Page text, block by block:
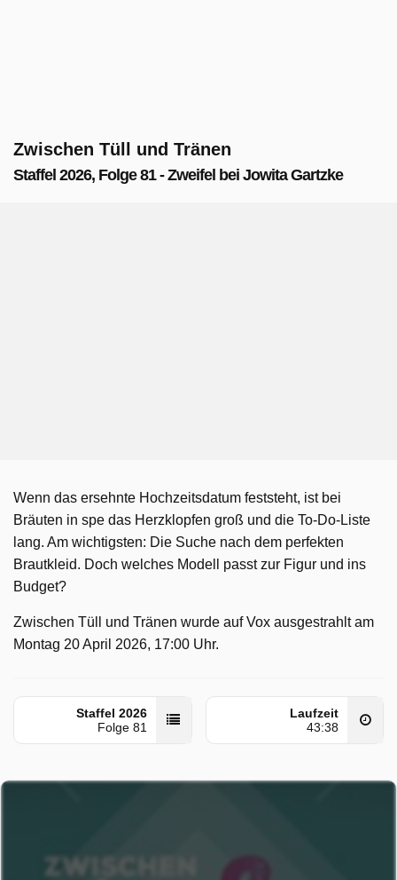
Zwischen Tüll und Tränen
Staffel 2026, Folge 81 - Zweifel bei Jowita Gartzke
Wenn das ersehnte Hochzeitsdatum feststeht, ist bei
Bräuten in spe das Herzklopfen groß und die To-Do-Liste
lang. Am wichtigsten: Die Suche nach dem perfekten
Brautkleid. Doch welches Modell passt zur Figur und ins
Budget?
Zwischen Tüll und Tränen wurde auf Vox ausgestrahlt am
Montag 20 April 2026, 17:00 Uhr.
Staffel 2026
Folge 81
Laufzeit
43:38